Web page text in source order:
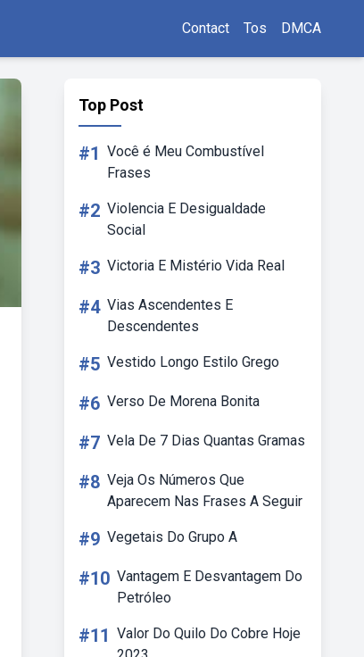
Contact Tos DMCA
Top Post
#1 Você é Meu Combustível
Frases
#2 Violencia E Desigualdade
Social
#3 Victoria E Mistério Vida Real
#4 Vias Ascendentes E
Descendentes
#5 Vestido Longo Estilo Grego
#6 Verso De Morena Bonita
#7 Vela De 7 Dias Quantas Gramas
#8 Veja Os Números Que
Aparecem Nas Frases A Seguir
#9 Vegetais Do Grupo A
#10 Vantagem E Desvantagem Do
Petróleo
#11 Valor Do Quilo Do Cobre Hoje